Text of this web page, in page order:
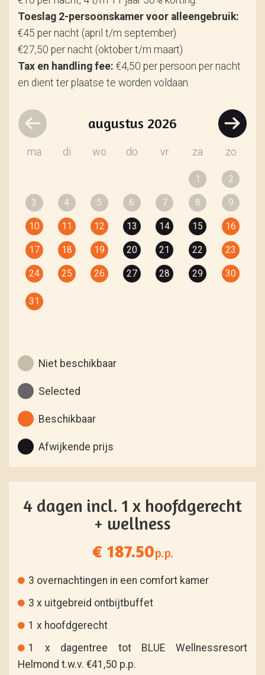
Toeslag 2-persoonskamer voor alleengebruik:
€45 per nacht (april t/m september)
€27,50 per nacht (oktober t/m maart)
Tax en handling fee: €4,50 per persoon per nacht
en dient ter plaatse te worden voldaan.
augustus 2026
ma di wo do vr za zo
1 2
3 4 5 6 7 8 9
10 11 12 13 14 15 16
17 18 19 20 21 22 23
24 25 26 27 28 29 30
31
Niet beschikbaar
Selected
Beschikbaar
Afwijkende prijs
4 dagen incl. 1 x hoofdgerecht
+ wellness
€ 187.50p.p.
3 overnachtingen in een comfort kamer
3 x uitgebreid ontbijtbuffet
1 x hoofdgerecht
1 x dagentree tot BLUE Wellnessresort
Helmond t.w.v. €41,50 p.p.